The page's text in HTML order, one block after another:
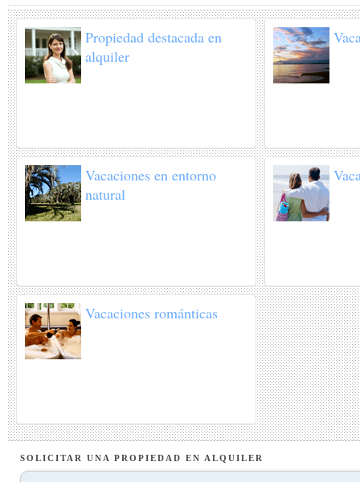
Propiedad destacada en
alquiler
Vacaciones en entorno
natural
Vacaciones románticas
SOLICITAR UNA PROPIEDAD EN ALQUILER